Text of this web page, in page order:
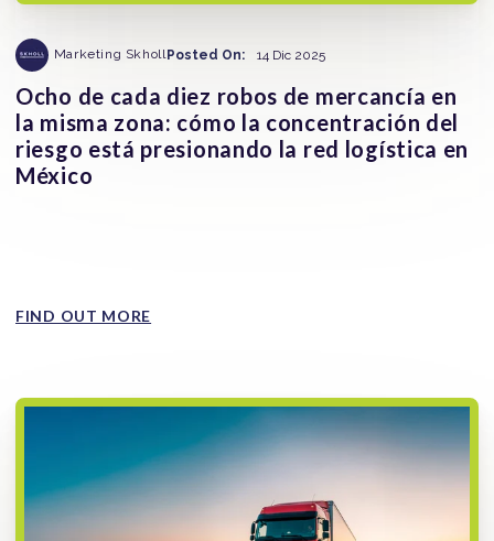
Marketing SkhollPosted On: 14 Dic 2025
Ocho de cada diez robos de mercancía en
la misma zona: cómo la concentración del
riesgo está presionando la red logística en
México
FIND OUT MORE